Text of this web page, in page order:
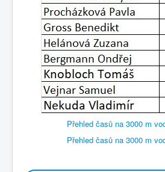
Přehled časů na 3000 m
Přehled časů na 3000 m